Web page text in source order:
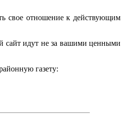
свое отношение к действующим
сайт идут не за вашими ценными
газету: